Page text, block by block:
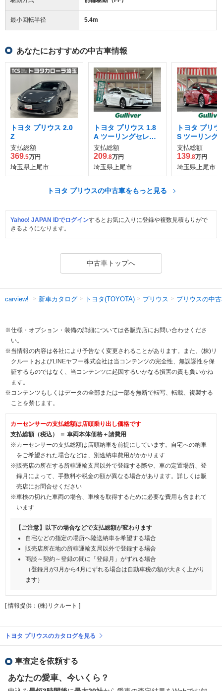
最小回転半径 5.4m
あなたにおすすめの中古車情報
トヨタ プリウス 2.0
Z
支払総額
369.5万円
埼玉県上尾市
トヨタ プリウス 1.8
A ツーリングセレク
ション
支払総額
209.8万円
埼玉県上尾市
トヨタ プリ
S ツーリング
ション
支払総額
139.8万円
埼玉県上尾市
トヨタ プリウスの中古車をもっと見る
Yahoo! JAPAN IDでログインするとお気に入りに登録や複数見積もりがで
きるようになります。
中古車トップへ
carview! 新車カタログ トヨタ(TOYOTA) プリウス プリウスの中
※仕様・オプション・装備の詳細については各販売店にお問い合わせくださ
い。
※当情報の内容は各社により予告なく変更されることがあります。また、(株)リ
クルートおよびLINEヤフー株式会社は当コンテンツの完全性、無誤謬性を保
証するものではなく、当コンテンツに起因するいかなる損害の責も負いかね
ます。
※コンテンツもしくはデータの全部または一部を無断で転写、転載、複製する
ことを禁じます。
カーセンサーの支払総額は店頭乗り出し価格です
支払総額（税込） ＝ 車両本体価格＋諸費用
※カーセンサーの支払総額は店頭納車を前提にしています。自宅への納車
をご希望された場合などは、別途納車費用がかかります
※販売店の所在する所轄運輸支局以外で登録する際や、車の定置場所、登
録月によって、手数料や税金の額が異なる場合があります。詳しくは販
売店にお問合せください
※車検の切れた車両の場合、車検を取得するために必要な費用も含まれて
います
【ご注意】以下の場合などで支払総額が変わります
自宅などの指定の場所へ陸送納車を希望する場合
販売店所在地の所轄運輸支局以外で登録する場合
商談～契約～登録の間に「登録月」がずれる場合
（登録月が3月から4月にずれる場合は自動車税の額が大きく上がり
ます）
[ 情報提供：(株)リクルート ]
トヨタ プリウスのカタログを見る
車査定を依頼する
あなたの愛車、今いくら？